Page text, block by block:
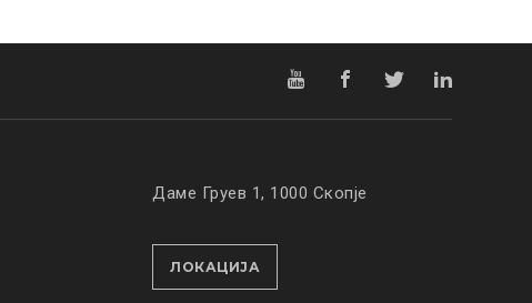
Даме Груев 1, 1000 Скопје
ЛОКАЦИЈА